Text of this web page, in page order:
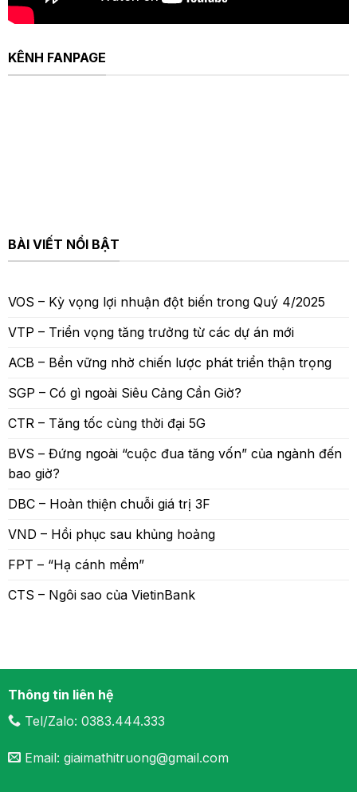
KÊNH FANPAGE
BÀI VIẾT NỔI BẬT
VOS – Kỳ vọng lợi nhuận đột biến trong Quý 4/2025
VTP – Triển vọng tăng trưởng từ các dự án mới
ACB – Bền vững nhờ chiến lược phát triển thận trọng
SGP – Có gì ngoài Siêu Cảng Cần Giờ?
CTR – Tăng tốc cùng thời đại 5G
BVS – Đứng ngoài “cuộc đua tăng vốn” của ngành đến
bao giờ?
DBC – Hoàn thiện chuỗi giá trị 3F
VND – Hồi phục sau khủng hoảng
FPT – “Hạ cánh mềm”
CTS – Ngôi sao của VietinBank
Thông tin liên hệ
Tel/Zalo: 0383.444.333
Email: giaimathitruong@gmail.com